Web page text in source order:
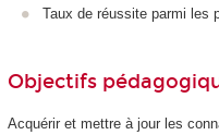
Taux de réussite parmi les
Objectifs
Acquérir et mettre à jour les